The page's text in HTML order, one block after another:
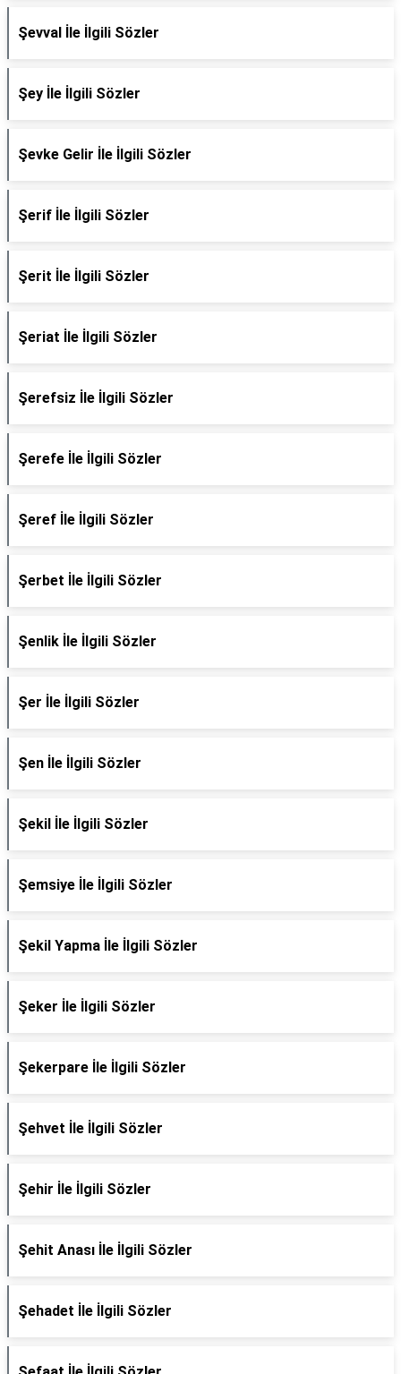
Şevval İle İlgili Sözler
Şey İle İlgili Sözler
Şevke Gelir İle İlgili Sözler
Şerif İle İlgili Sözler
Şerit İle İlgili Sözler
Şeriat İle İlgili Sözler
Şerefsiz İle İlgili Sözler
Şerefe İle İlgili Sözler
Şeref İle İlgili Sözler
Şerbet İle İlgili Sözler
Şenlik İle İlgili Sözler
Şer İle İlgili Sözler
Şen İle İlgili Sözler
Şekil İle İlgili Sözler
Şemsiye İle İlgili Sözler
Şekil Yapma İle İlgili Sözler
Şeker İle İlgili Sözler
Şekerpare İle İlgili Sözler
Şehvet İle İlgili Sözler
Şehir İle İlgili Sözler
Şehit Anası İle İlgili Sözler
Şehadet İle İlgili Sözler